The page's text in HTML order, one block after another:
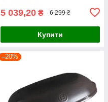
5 039,20 ₴ 6 299 ₴
Купити
–20%